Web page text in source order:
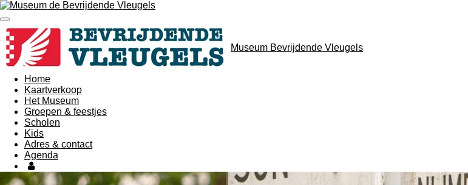
Ga
direct
naar
de
hoofdinhoud
Museum Bevrijdende Vleugels
Home
Kaartverkoop
Het Museum
Groepen & feestjes
Scholen
Kids
Adres & contact
Agenda